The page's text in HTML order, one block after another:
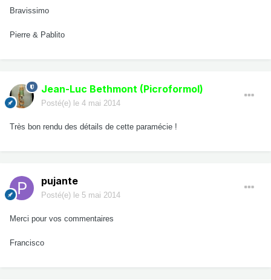
Bravissimo
Pierre & Pablito
Jean-Luc Bethmont (Picroformol)
Posté(e) le 4 mai 2014
Très bon rendu des détails de cette paramécie !
pujante
Posté(e) le 5 mai 2014
Merci pour vos commentaires
Francisco